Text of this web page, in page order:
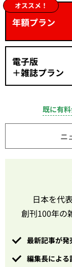
オススメ！
年額プラン
電子版
＋雑誌プラン
既に有
ニ
日本を代
創刊100年の
最新記事が発
編集長によ